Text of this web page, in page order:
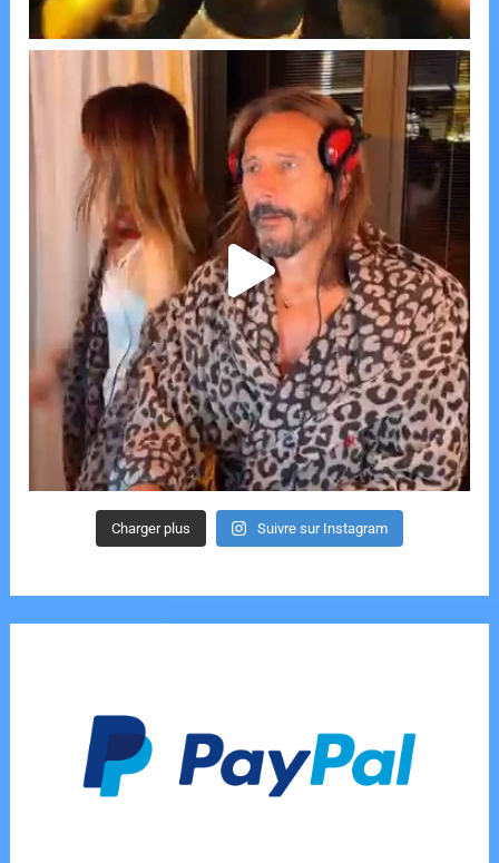
Charger plus Suivre sur Instagram